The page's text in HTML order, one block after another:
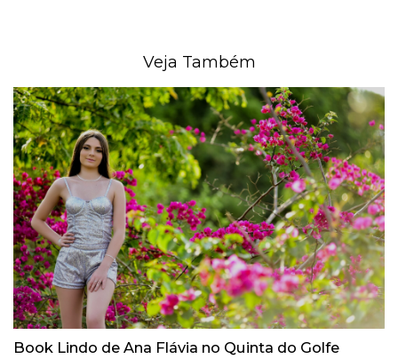
Veja Também
Book Lindo de Ana Flávia no Quinta do Golfe